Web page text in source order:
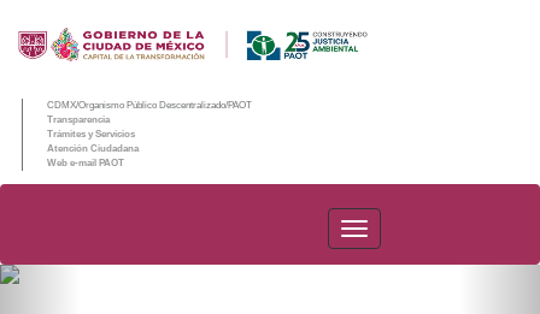
CDMX/Organismo Público Descentralizado/PAOT
Transparencia
Trámites y Servicios
Atención Ciudadana
Web e-mail PAOT
PAOT